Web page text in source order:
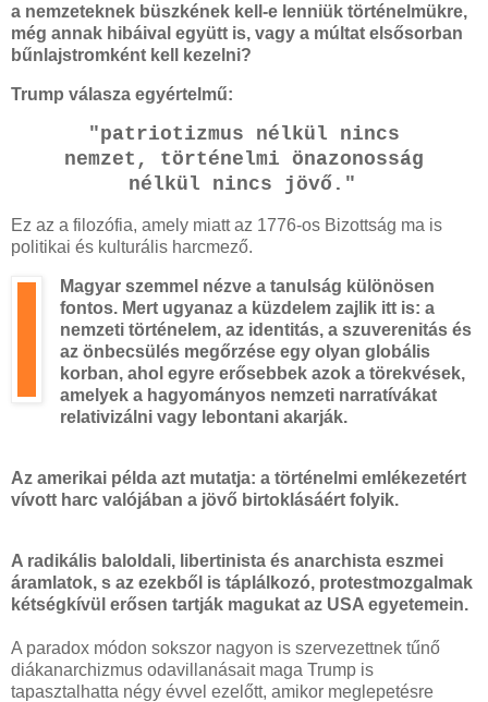
a nemzeteknek büszkének kell-e lenniük történelmükre,
még annak hibáival együtt is, vagy a múltat elsősorban
bűnlajstromként kell kezelni?
Trump válasza egyértelmű:
"patriotizmus nélkül nincs
nemzet, történelmi önazonosság
nélkül nincs jövő."
Ez az a filozófia, amely miatt az 1776-os Bizottság ma is
politikai és kulturális harcmező.
Magyar szemmel nézve a tanulság különösen
fontos. Mert ugyanaz a küzdelem zajlik itt is: a
nemzeti történelem, az identitás, a szuverenitás és
az önbecsülés megőrzése egy olyan globális
korban, ahol egyre erősebbek azok a törekvések,
amelyek a hagyományos nemzeti narratívákat
relativizálni vagy lebontani akarják.
Az amerikai példa azt mutatja: a történelmi emlékezetért
vívott harc valójában a jövő birtoklásáért folyik.
A radikális baloldali, libertinista és anarchista eszmei
áramlatok, s az ezekből is táplálkozó, protestmozgalmak
kétségkívül erősen tartják magukat az USA egyetemein.
A paradox módon sokszor nagyon is szervezettnek tűnő
diákanarchizmus odavillanásait maga Trump is
tapasztalhatta négy évvel ezelőtt, amikor meglepetésre